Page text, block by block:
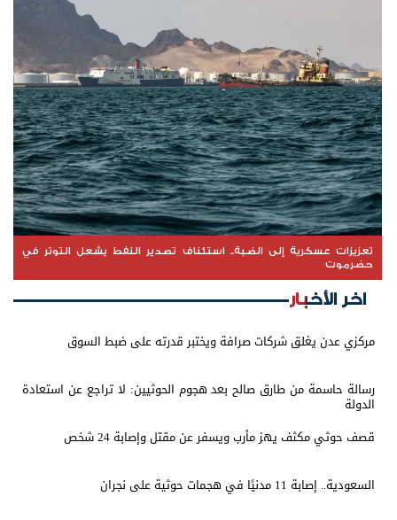
تعزيزات عسكرية إلى الضبة.. استئناف تصدير النفط يشعل التوتر في
حضرموت
اخر الأخبار
مركزي عدن يغلق شركات صرافة ويختبر قدرته على ضبط السوق
رسالة حاسمة من طارق صالح بعد هجوم الحوثيين: لا تراجع عن استعادة
الدولة
قصف حوثي مكثف يهز مأرب ويسفر عن مقتل وإصابة 24 شخص
السعودية.. إصابة 11 مدنيًا في هجمات حوثية على نجران